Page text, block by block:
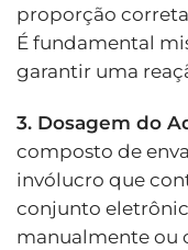
proporção
É fundamental
garantir uma
3. Dosagem do
composto de
invólucro que
conjunto
manualmente ou